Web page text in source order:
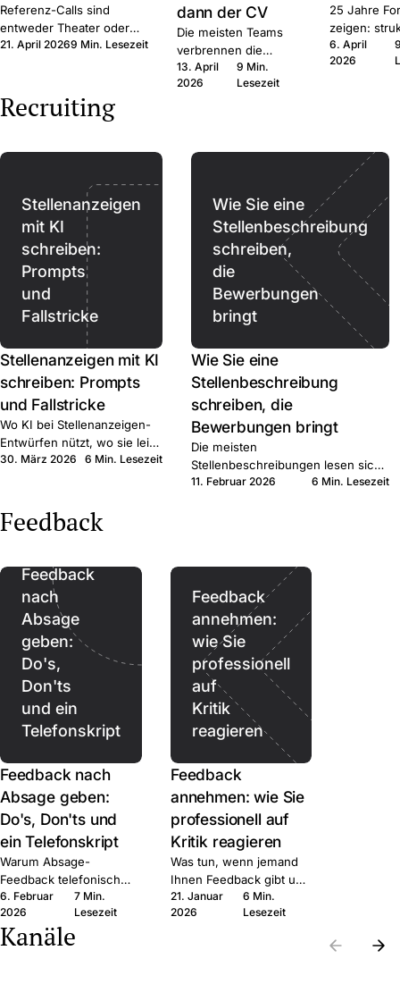
Referenz-Calls sind
entweder Theater oder
Signal. Hier ist das Frage-
und wann Sie den Call
ganz auslassen.
21. April 20269 Min. Lesezeit
dann der CV
Die meisten Teams
verbrennen die
falsche
Aufmerksamkeit auf
Zeit im qualifizierten
13. April
2026
9 Min.
Lesezeit
25 Jahre
zeigen:
schlägt
deutlich.
6. April
2026
Recruiting
Stellenanzeigen
mit KI
schreiben:
Prompts
und
Fallstricke
Stellenanzeigen mit KI
schreiben: Prompts
und Fallstricke
Wo KI bei Stellenanzeigen-
Entwürfen nützt, wo sie leise
schadet, und wo sie
Recruiter.
30. März 2026 6 Min. Lesezeit
Wie Sie eine
Stellenbeschreibung
schreiben,
die
Bewerbungen
bringt
Wie Sie eine
Stellenbeschreibung
schreiben, die
Bewerbungen bringt
Die meisten
Stellenbeschreibungen lesen sich
wie interne HR-Notizen. Sechs
11. Februar 2026 6 Min. Lesezeit
Feedback
Feedback
nach
Absage
geben:
Do's,
Don'ts
und ein
Telefonskript
Feedback nach
Absage geben:
Do's, Don'ts und
ein Telefonskript
Warum Absage-
Feedback telefonisch
besser ist als schriftlich,
was Sie sagen können,
und welche Fehler nach
6. Februar
2026
7 Min.
Lesezeit
Feedback
annehmen:
wie Sie
professionell
auf
Kritik
reagieren
Feedback
annehmen: wie Sie
professionell auf
Kritik reagieren
Was tun, wenn jemand
Ihnen Feedback gibt und
Sie innerlich auf Abwehr
schalten? Sechs
21. Januar
2026
6 Min.
Lesezeit
Kanäle